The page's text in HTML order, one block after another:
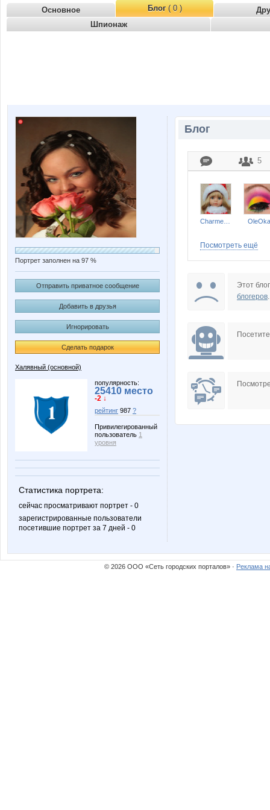
Основное Блог( 0 )
Шпионаж
Портрет заполнен на 97 %
Отправить приватное сообщение
Добавить в друзья
Игнорировать
Сделать подарок
Халявный (основной)
популярность:
25410 место
-2 ↓
рейтинг 987 ?
Привилегированный
пользователь 1
уровня
Статистика портрета:
сейчас просматривают портрет - 0
зарегистрированные пользователи
посетившие портрет за 7 дней - 0
Блог
5
OleOka
Посмотреть ещё
Этот
блогеров.
© 2026 ООО «Сеть городских порталов» · Реклама